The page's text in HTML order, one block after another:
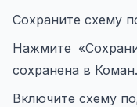
Сохраните схему
Нажмите
сохранена в Коман.
Включите схему